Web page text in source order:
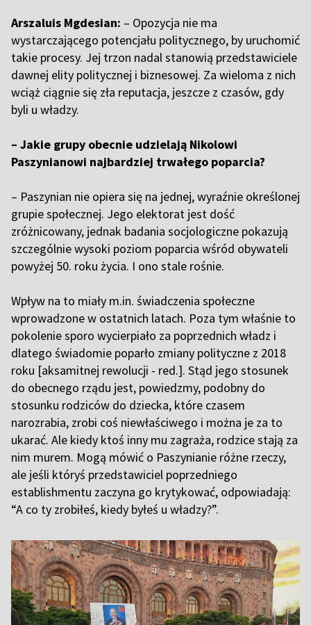
Arszaluis Mgdesian: – Opozycja nie ma
wystarczającego potencjału politycznego, by uruchomić
takie procesy. Jej trzon nadal stanowią przedstawiciele
dawnej elity politycznej i biznesowej. Za wieloma z nich
wciąż ciągnie się zła reputacja, jeszcze z czasów, gdy
byli u władzy.
– Jakie grupy obecnie udzielają Nikolowi
Paszynianowi najbardziej trwałego poparcia?
– Paszynian nie opiera się na jednej, wyraźnie określonej
grupie społecznej. Jego elektorat jest dość
zróżnicowany, jednak badania socjologiczne pokazują
szczególnie wysoki poziom poparcia wśród obywateli
powyżej 50. roku życia. I ono stale rośnie.
Wpływ na to miały m.in. świadczenia społeczne
wprowadzone w ostatnich latach. Poza tym właśnie to
pokolenie sporo wycierpiało za poprzednich władz i
dlatego świadomie poparło zmiany polityczne z 2018
roku [aksamitnej rewolucji - red.]. Stąd jego stosunek
do obecnego rządu jest, powiedzmy, podobny do
stosunku rodziców do dziecka, które czasem
narozrabia, zrobi coś niewłaściwego i można je za to
ukarać. Ale kiedy ktoś inny mu zagraża, rodzice stają za
nim murem. Mogą mówić o Paszynianie różne rzeczy,
ale jeśli któryś przedstawiciel poprzedniego
establishmentu zaczyna go krytykować, odpowiadają:
“A co ty zrobiłeś, kiedy byłeś u władzy?”.